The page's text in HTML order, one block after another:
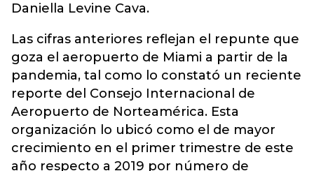
Daniella Levine Cava.
Las cifras anteriores reflejan el repunte que
goza el aeropuerto de Miami a partir de la
pandemia, tal como lo constató un reciente
reporte del Consejo Internacional de
Aeropuerto de Norteamérica. Esta
organización lo ubicó como el de mayor
crecimiento en el primer trimestre de este
año respecto a 2019 por número de